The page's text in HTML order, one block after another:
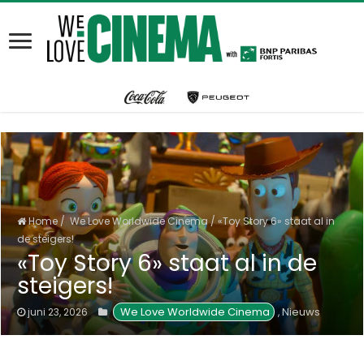
Home / We Love Worldwide Cinema/«Toy Story 6» staat al in
de steigers!
«Toy Story 6» staat al in de
steigers!
juni 23, 2026 We Love Worldwide Cinema ,Nieuws